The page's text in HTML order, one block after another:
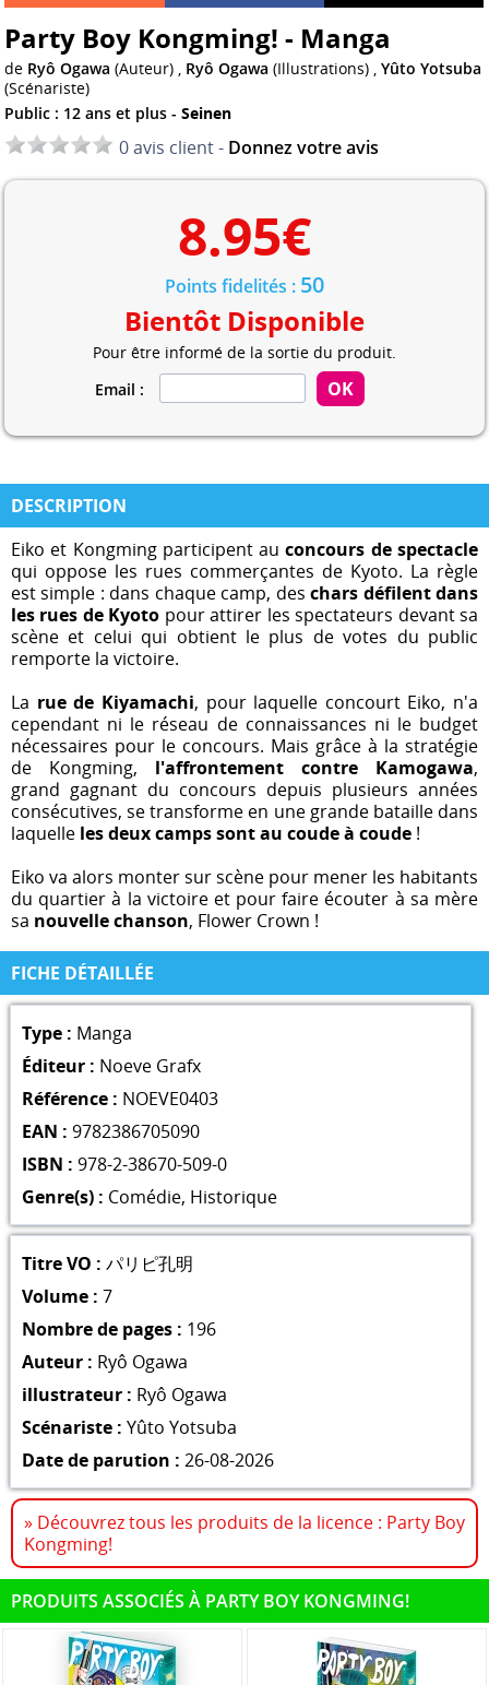
Party Boy Kongming! - Manga
de Ryô Ogawa (Auteur) , Ryô Ogawa (Illustrations) ,Yûto Yotsuba
(Scénariste)
Public : 12 ans et plus -Seinen
0 avis client - Donnez votre avis
8.95€
Points fidelités : 50
Bientôt Disponible
Pour être informé de la sortie du produit.
Email :
DESCRIPTION
Eiko et Kongming participent auconcours de spectacle
qui oppose les rues commerçantes de Kyoto. La règle
est simple : dans chaque camp, deschars défilent dans
les rues de Kyoto pour attirer les spectateurs devant sa
scène et celui qui obtient le plus de votes du public
remporte la victoire.
La rue de Kiyamachi, pour laquelle concourt Eiko, n'a
cependant ni le réseau de connaissances ni le budget
nécessaires pour le concours. Mais grâce à la stratégie
de Kongming, l'affrontement contre Kamogawa,
grand gagnant du concours depuis plusieurs années
consécutives, se transforme en une grande bataille dans
laquelle les deux camps sont au coude à coude !
Eiko va alors monter sur scène pour mener les habitants
du quartier à la victoire et pour faire écouter à sa mère
sa nouvelle chanson, Flower Crown !
FICHE DÉTAILLÉE
Type : Manga
Éditeur : Noeve Grafx
Référence : NOEVE0403
EAN : 9782386705090
ISBN : 978-2-38670-509-0
Genre(s) : Comédie, Historique
Titre VO : パリピ孔明
Volume : 7
Nombre de pages : 196
Auteur : Ryô Ogawa
illustrateur : Ryô Ogawa
Scénariste : Yûto Yotsuba
Date de parution : 26-08-2026
» Découvrez tous les produits de la licence : Party Boy
Kongming!
PRODUITS ASSOCIÉS À PARTY BOY KONGMING!